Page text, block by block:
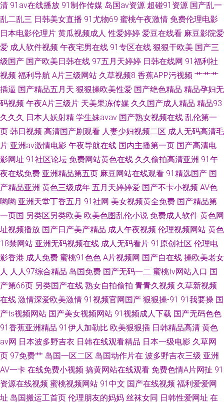
网页 91在线观看免费视频公开 欧美专区二区 91人妻国产 久久性网站 91大
神探花在线播放 久草最新网址
清 91av在线播放 91制作传媒 岛国av资源 超碰91资源 国产乱一
乱二乱三 日韩美女直播 91尤物69 蜜桃午夜激情 免费伦理电影
日本电影伦理片 黄瓜视频成人 性爱婷婷 爱豆在线看 麻豆影院爱
爱 成人软件视频 午夜宅男在线 91专区在线 狠狠干欧美 国产三
级国产 国产欧美日韩在线 97五月天婷婷 日韩在线网 91福利社
视频 福利导航 A片三级网站 久草视频8 香蕉APP污视频 艹艹艹
插逼 国产精品五月天 狠狠操欧美性爱 国产绝色精品 精品孕妇无
码视频 午夜A片三级片 天美果冻传媒 久久国产成人精品 精品93
久久久 日本人妖射精 学生妹avav 国产熟女视频在线 乱伦第一
页 韩日视频 高清国产剧观看 人妻少妇视频二区 成人无码高清毛
片 亚洲av激情电影 午夜导航在线 国内主播第一页 国产高清电
影网址 91社区论坛 免费网站黄色在线 久久偷拍高清亚洲 91午
夜在线免费 亚洲精品第五页 麻豆网站在线观看 91精选国产 国
产精品亚洲 黄色三级成年 五月天婷婷爱 国产不卡小视频 AV色
哟哟 亚洲天堂丁香五月 91社网 美女视频黄全免费 国产精品第
一页国 另类区另类欧美 欧美色图乱伦小说 免费成人软件 黄色网
址视频播放 国产日产美产精品 成人午夜视频 伦理视频网站 黄色
18禁网站 亚洲无码视频在线 成人无码看片 91原创社区 伦理电
影香港 成人免费 蜜桃91色色 A片视频网 国产自在线 操欧美老女
人 人人97综合精品 岛国免费 国产无码一二 蜜桃tv网站入口 国
产第66页 另类国产在线 熟女自拍偷拍 青青久视频 久草新视频
在线 激情深爱欧美激情 91视频官网国产 狠狠操-91 91我要操 国
产ts视频网站 国产美女视频网站 91视频成人下载 国产无码色色
91香蕉亚洲精品 91伊人加勒比 欧美狠狠插 日韩精品高清 黄色
av网 日本波多野吉衣 日韩在线观看精品 日本一级电影 久草网
页 97免费艹 岛国一区二区 岛国动作片在 波多野吉衣三级 亚洲
AV一卡 在线免费小视频 搞黄网站在线观看 免费色情A片网扯 91
资源在线视频 蜜桃视频网站 91中文 国产在线视频 福利爱爱网
址 岛国搬运工首页 伦理朋友的妈妈 丝袜女同 日韩性爱网址 在